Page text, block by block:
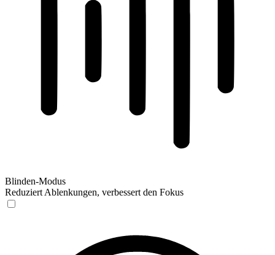
Blinden-Modus
Reduziert Ablenkungen, verbessert den Fokus